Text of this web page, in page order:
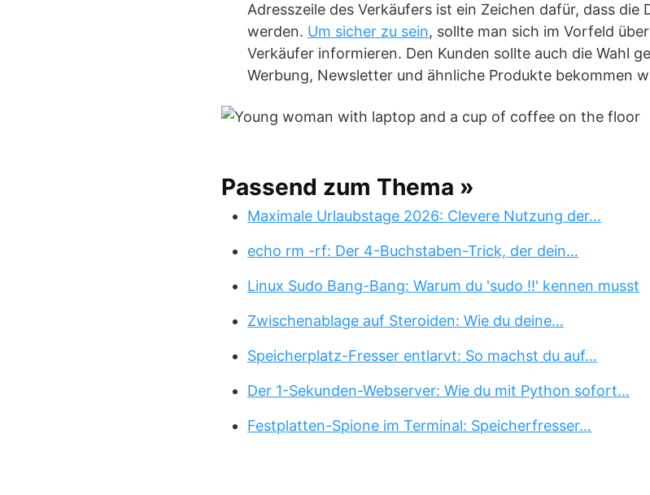
Adresszeile des Verkäufers ist ein Zeichen dafür, dass
werden. Um sicher zu sein, sollte man sich im Vorfeld
Verkäufer informieren. Den Kunden sollte auch die Wahl
Werbung, Newsletter und ähnliche Produkte bekommen
Passend zum Thema »
Maximale Urlaubstage 2026: Clevere Nutzung der…
echo rm -rf: Der 4-Buchstaben-Trick, der dein…
Linux Sudo Bang-Bang: Warum du 'sudo !!' kennen musst
Zwischenablage auf Steroiden: Wie du deine…
Speicherplatz-Fresser entlarvt: So machst du auf…
Der 1-Sekunden-Webserver: Wie du mit Python sofort…
Festplatten-Spione im Terminal: Speicherfresser…